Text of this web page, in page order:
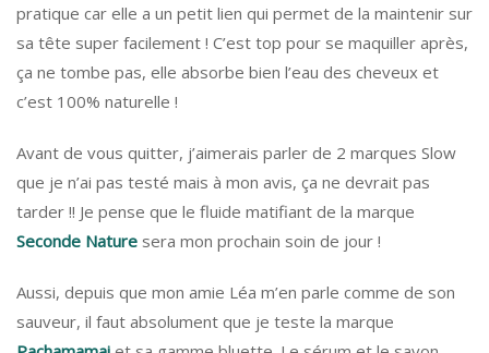
pratique car elle a un petit lien qui permet de la maintenir sur
sa tête super facilement ! C’est top pour se maquiller après,
ça ne tombe pas, elle absorbe bien l’eau des cheveux et
c’est 100% naturelle !
Avant de vous quitter, j’aimerais parler de 2 marques Slow
que je n’ai pas testé mais à mon avis, ça ne devrait pas
tarder !! Je pense que le fluide matifiant de la marque
Seconde Nature sera mon prochain soin de jour !
Aussi, depuis que mon amie Léa m’en parle comme de son
sauveur, il faut absolument que je teste la marque